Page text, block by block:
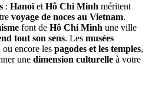
: Hanoïet Hô Chi Minh méritent
voyage de noces au Vietnam.
font de Hô Chi Minh une ville
tout son sens. Les musées
ou encore les pagodes et les temples,
une dimension culturelle à votre